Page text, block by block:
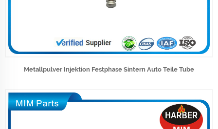
Metallpulver Injektion Festphase Sintern Auto Teile Tube